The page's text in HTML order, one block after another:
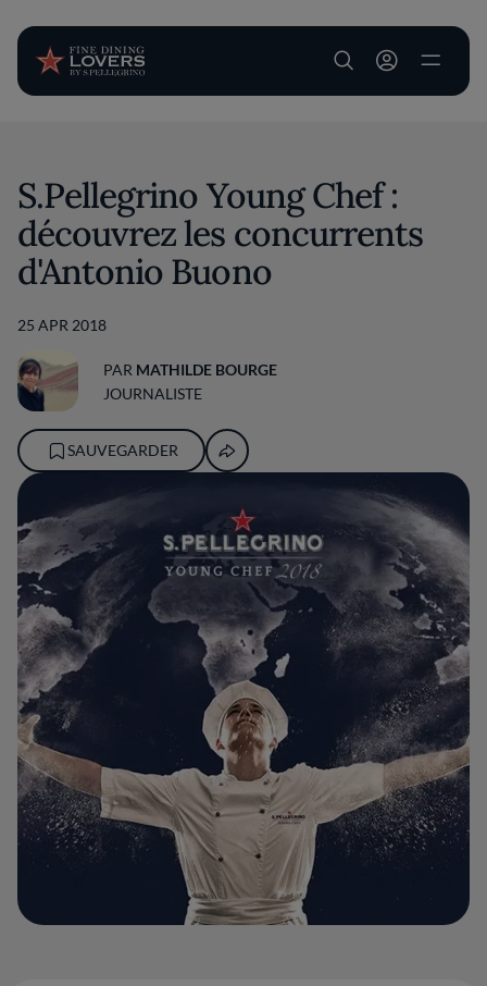
User account
S.Pellegrino Young Chef :
découvrez les concurrents
d'Antonio Buono
25 APR 2018
PAR MATHILDE BOURGE
JOURNALISTE
SAUVEGARDER